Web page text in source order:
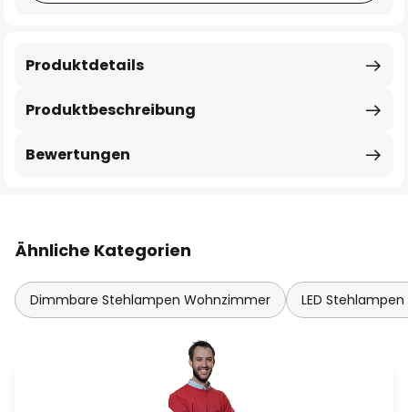
Produktbeschreibung
Produktdetails
Bewertungen
Ähnliche Kategorien
Dimmbare Stehlampen Wohnzimmer LED